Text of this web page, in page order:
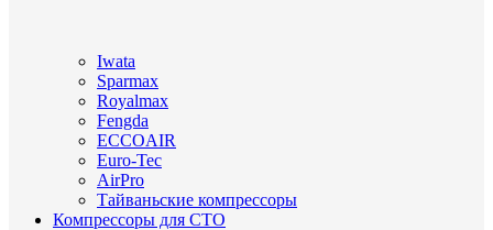
Iwata
Sparmax
Royalmax
Fengda
ECCOAIR
Euro-Tec
AirPro
Тайваньские компрессоры
Компрессоры для СТО